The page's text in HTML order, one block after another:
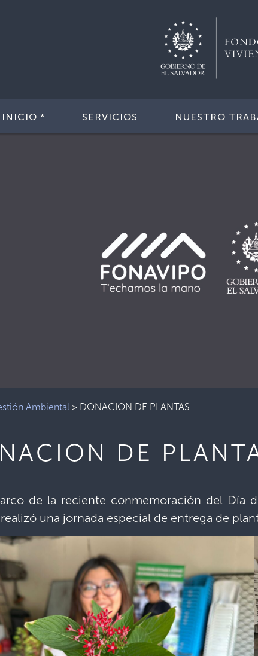
INICIO * SERVICIOS NUESTRO
Ambiental > DONACION DE PLANTAS
DE
de la reciente conmemoración del Día
realizó una jornada especial de entrega de